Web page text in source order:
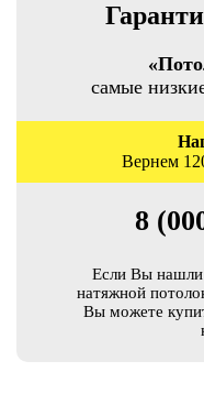
самые
Вернем
8
Если Вы нашли
натяжной
Вы можете